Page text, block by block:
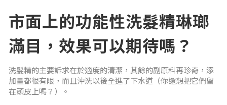
________________________________________
💡心理學上怎麼看「打理外表」這件事？
🔬 根據「自我概念重建理論（Self-concept
Reconstruction）」：
市面上的功能性洗髮精琳瑯
滿目，效果可以期待嗎？
洗髮精的主要訴求在於適度的清潔，其餘的副原料再珍奇，添
加量都很有限，而且沖洗以後全進了下水道（你還想把它們留
在頭皮上嗎？）。